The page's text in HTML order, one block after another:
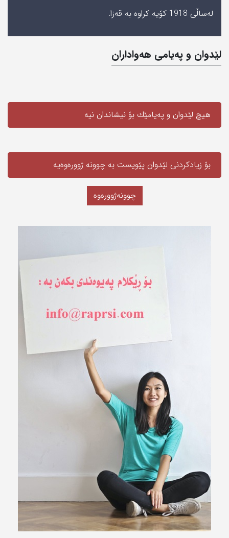
لەساڵی 1918 کۆیە کراوە بە قەزا.
لێدوان و په‌یامی‌ هه‌واداران
هیچ لێدوان و په‌یامێك بۆ نیشاندان نیه‌
بۆ زیادکردنی لێدوان پێویست به‌ چوونە ژوورەوەیه‌
چوونەژوورەوە